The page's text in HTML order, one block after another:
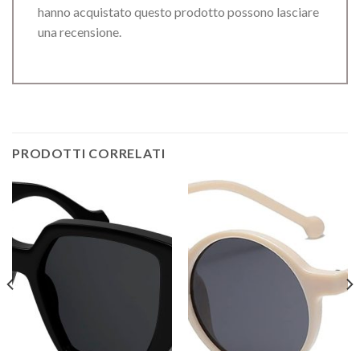
hanno acquistato questo prodotto possono lasciare
una recensione.
PRODOTTI CORRELATI